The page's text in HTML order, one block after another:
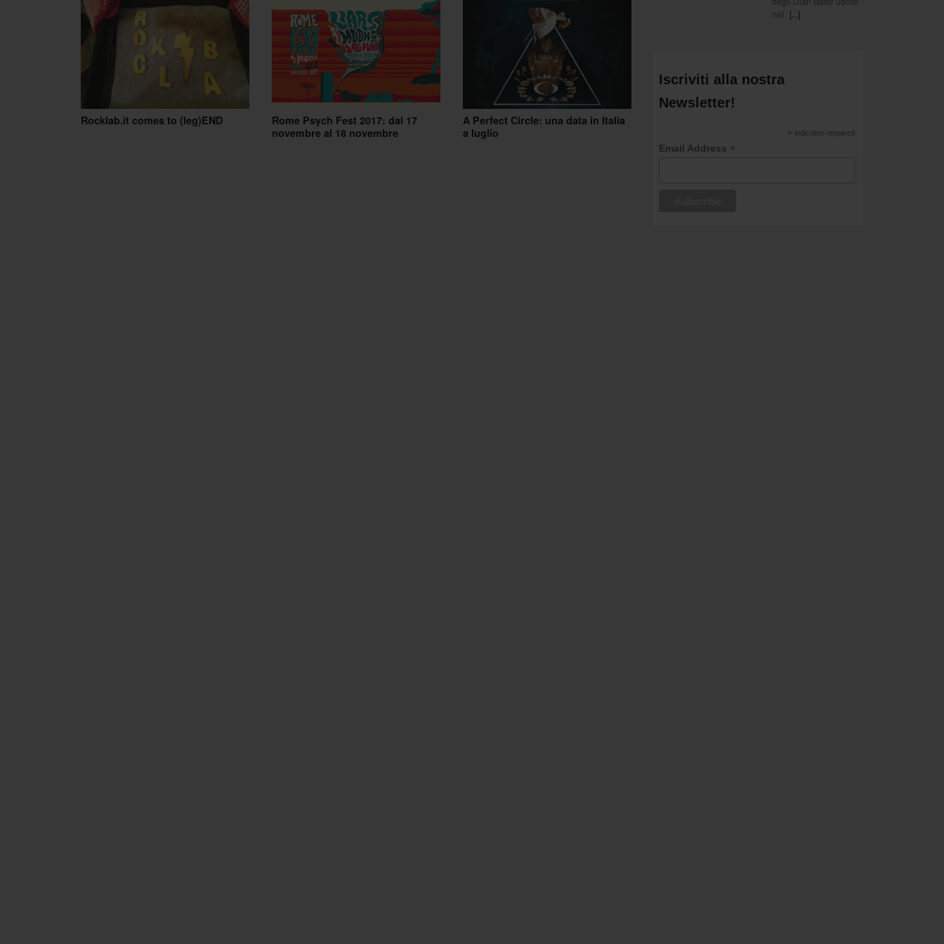
Rocklab.it comes to (leg)END
Rome Psych Fest 2017: dal 17
novembre al 18 novembre
A Perfect Circle: una data in Italia
a luglio
nel [...]
Iscriviti alla nostra
Newsletter!
* indicates required
Email Address *